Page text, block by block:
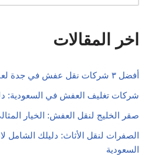
اخر المقالات
أفضل ٣ شركات نقل عفش في جدة لعام ٢٠٢٥ م
شركات تغليف العفش في السعودية:
صقر الخليج لنقل العفش: الخيار
الصفرات لنقل الأثاث: دليلك الشامل
السعودية